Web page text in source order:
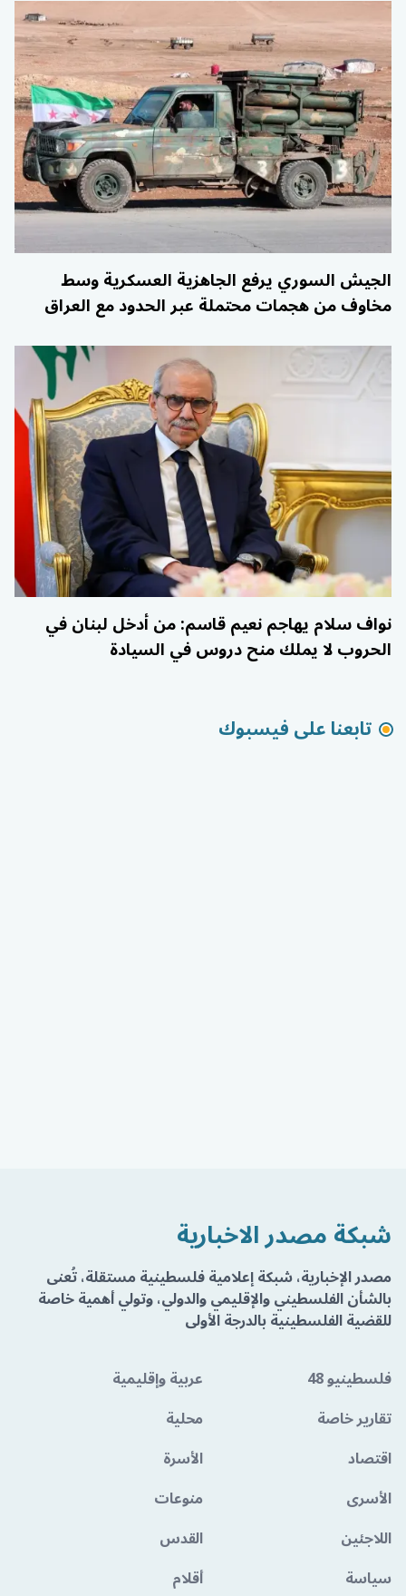
الجيش السوري يرفع الجاهزية العسكرية وسط
مخاوف من هجمات محتملة عبر الحدود مع العراق
نواف سلام يهاجم نعيم قاسم: من أدخل لبنان في
الحروب لا يملك منح دروس في السيادة
تابعنا على فيسبوك
شبكة مصدر الاخبارية
مصدر الإخبارية، شبكة إعلامية فلسطينية مستقلة، تُعنى
بالشأن الفلسطيني والإقليمي والدولي، وتولي أهمية خاصة
للقضية الفلسطينية بالدرجة الأولى
فلسطينيو 48
عربية وإقليمية
تقارير خاصة
محلية
اقتصاد
الأسرة
الأسرى
منوعات
اللاجئين
القدس
سياسة
أقلام